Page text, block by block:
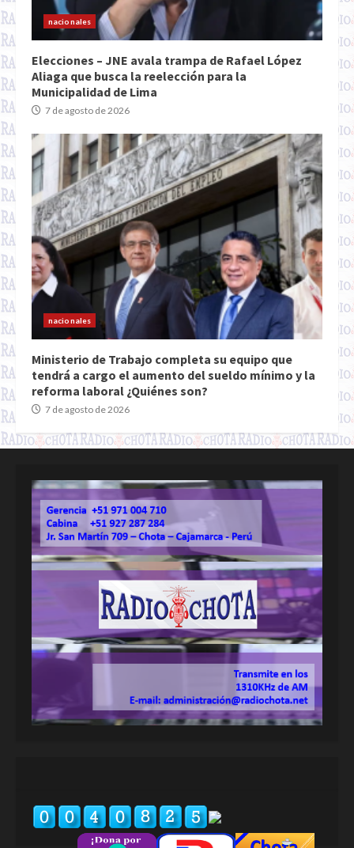
nacionales
Elecciones – JNE avala trampa de Rafael López
Aliaga que busca la reelección para la
Municipalidad de Lima
7 de agosto de 2026
nacionales
Ministerio de Trabajo completa su equipo que
tendrá a cargo el aumento del sueldo mínimo y la
reforma laboral ¿Quiénes son?
7 de agosto de 2026